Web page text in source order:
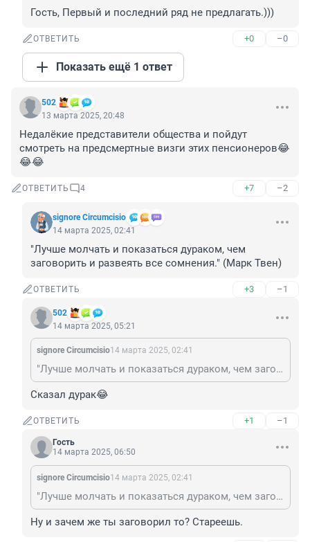
Гость, Первый и последний ряд не предлагать.)))
ОТВЕТИТЬ +0 –0
Показать ещё 1 ответ
502
13 марта 2025, 20:48
Недалёкие представители общества и пойдут
смотреть на предсмертные визги этих пенсионеров😂
😂😂
ОТВЕТИТЬ 4 +7 –2
signore Сircumcisio
14 марта 2025, 02:41
"Лучше молчать и показаться дураком, чем
заговорить и развеять все сомнения." (Марк Твен)
ОТВЕТИТЬ +3 –1
502
14 марта 2025, 05:21
signore Сircumcisio14 марта 2025, 02:41
"Лучше молчать и показаться дураком, чем заговорить и развеять все сомнения." (Марк Твен)
Сказал дурак😂
ОТВЕТИТЬ +1 –1
Гость
14 марта 2025, 06:50
signore Сircumcisio14 марта 2025, 02:41
"Лучше молчать и показаться дураком, чем заговорить и развеять все сомнения." (Марк Твен)
Ну и зачем же ты заговорил то? Стареешь.